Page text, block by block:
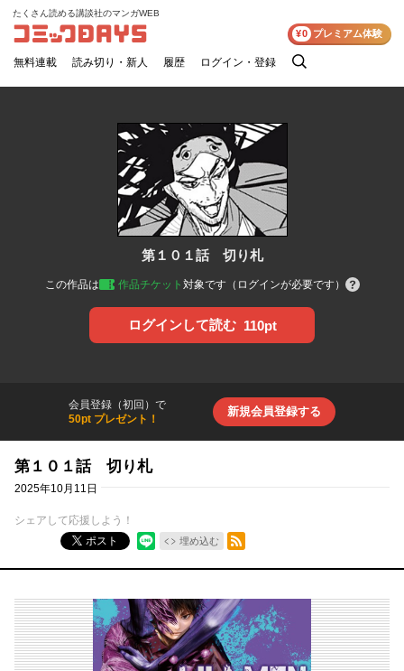
コミックDAYS
たくさん読める講談社のマンガWEB
無料連載 読み切り・新人 履歴 ログイン・登録
検
¥0 プレミアム体験
第１０１話 切り札
この作品は 作品チケット 対象です（ログインが必要です）
ログインして読む 110pt
会員登録（初回）で
50pt プレゼント！
新規会員登録する
第１０１話 切り札
2025年10月11日
シェアして応援しよう！
ポスト
埋め込む
RSSフィード